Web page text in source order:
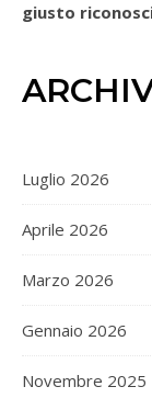
giusto
Luglio 2026
Aprile 2026
Marzo 2026
Gennaio 2026
Novembre 2025